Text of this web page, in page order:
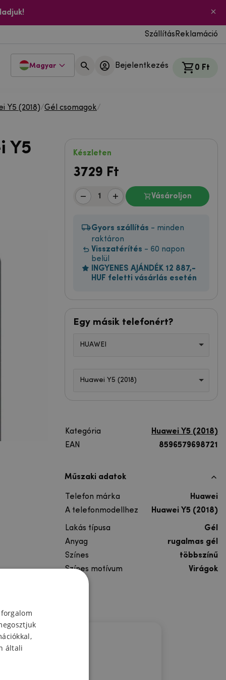
Szállítás Reklamáció
Magyar Bejelentkezés 0 Ft
Y5 (2018)/Gél csomagok/
Y5 Készleten
3729 Ft
Vásároljon
Gyors szállítás - minden
raktáron
Visszatérítés - 60 napon
belül
INGYENES AJÁNDÉK 12 887,-
HUF feletti vásárlás esetén
Egy másik telefonért?
HUAWEI
Huawei Y5 (2018)
Kategória
Huawei Y5 (2018)
EAN
8596579698721
Műszaki adatok
Telefon márka
Huawei
A telefonmodellhez
Huawei Y5 (2018)
Lakás típusa
Gél
Anyag
rugalmas gél
Színes
többszínű
Színes motívum
Virágok
általi